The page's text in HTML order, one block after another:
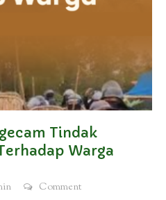
Tindak
Warga
Comment